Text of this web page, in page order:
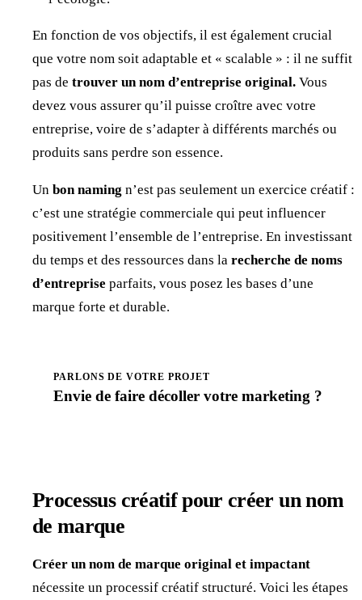
En fonction de vos objectifs, il est également crucial
que votre nom soit adaptable et « scalable » : il ne suffit
pas de trouver un nom d’entreprise original. Vous
devez vous assurer qu’il puisse croître avec votre
entreprise, voire de s’adapter à différents marchés ou
produits sans perdre son essence.
Un bon naming n’est pas seulement un exercice créatif :
c’est une stratégie commerciale qui peut influencer
positivement l’ensemble de l’entreprise. En investissant
du temps et des ressources dans la recherche de noms
d’entreprise parfaits, vous posez les bases d’une
marque forte et durable.
PARLONS DE VOTRE PROJET
Envie de faire décoller votre marketing ?
Processus créatif pour créer un nom
de marque
Créer un nom de marque original et impactant
nécessite un processif créatif structuré. Voici les étapes